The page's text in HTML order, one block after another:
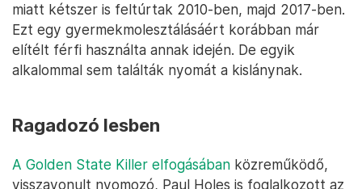
miatt kétszer is feltúrtak 2010-ben, majd 2017-ben.
Ezt egy gyermekmolesztálásáért korábban már
elítélt férfi használta annak idején. De egyik
alkalommal sem találták nyomát a kislánynak.
Ragadozó lesben
A Golden State Killer elfogásában közreműködő,
visszavonult nyomozó, Paul Holes is foglalkozott az